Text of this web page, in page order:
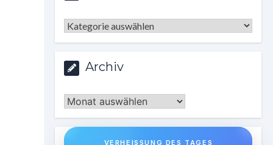
Kategorien
Archiv
Archiv
VERHEISSUNG DES TAGES